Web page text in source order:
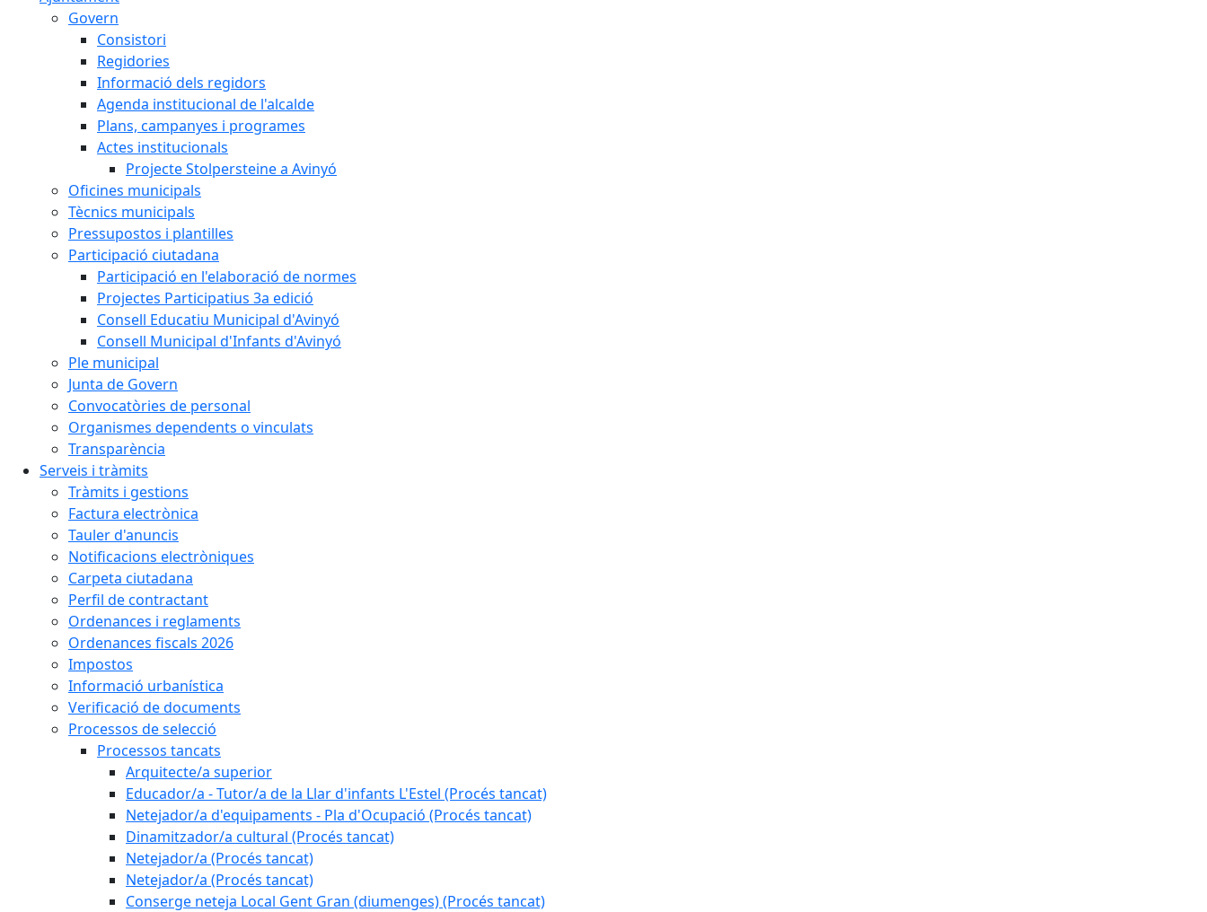
Govern
Consistori
Regidories
Informació dels regidors
Agenda institucional de l'alcalde
Plans, campanyes i programes
Actes institucionals
Projecte Stolpersteine a Avinyó
Oficines municipals
Tècnics municipals
Pressupostos i plantilles
Participació ciutadana
Participació en l'elaboració de normes
Projectes Participatius 3a edició
Consell Educatiu Municipal d'Avinyó
Consell Municipal d'Infants d'Avinyó
Ple municipal
Junta de Govern
Convocatòries de personal
Organismes dependents o vinculats
Transparència
Serveis i tràmits
Tràmits i gestions
Factura electrònica
Tauler d'anuncis
Notificacions electròniques
Carpeta ciutadana
Perfil de contractant
Ordenances i reglaments
Ordenances fiscals 2026
Impostos
Informació urbanística
Verificació de documents
Processos de selecció
Processos tancats
Arquitecte/a superior
Educador/a - Tutor/a de la Llar d'infants L'Estel (Procés tancat)
Netejador/a d'equipaments - Pla d'Ocupació (Procés tancat)
Dinamitzador/a cultural (Procés tancat)
Netejador/a (Procés tancat)
Netejador/a (Procés tancat)
Conserge neteja Local Gent Gran (diumenges) (Procés tancat)